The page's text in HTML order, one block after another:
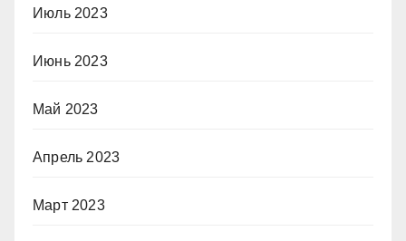
Июль 2023
Июнь 2023
Май 2023
Апрель 2023
Март 2023